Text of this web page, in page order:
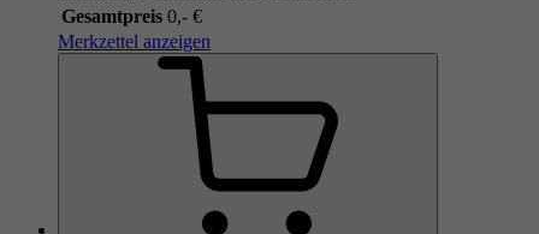
Gesamtpreis 0,- €
Merkzettel anzeigen